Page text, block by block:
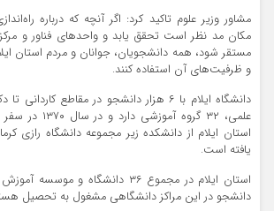
مشاور وزیر علوم تاکید کرد: اگر آنچه که درباره
مکان مد نظر است تحقق یابد و واحدهای فناور و
مستقر شود، همه دانشجویان، جوانان و مردم استان
و ظرفیت‌های آن استفاده کنند.
علمی، ۳۲ گروه
استان ایلام از دانشکده زیر مجموعه دانشگاه رازی
یافته است.
دانشجو در این مراکز دانشگاهی مشغول به تحصیل